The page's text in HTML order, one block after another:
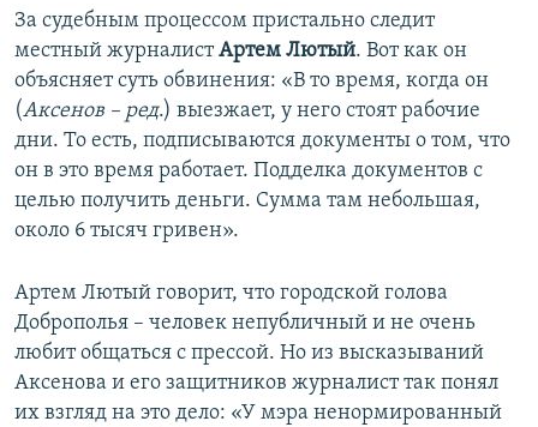
За судебным процессом пристально следит
местный журналистАртем Лютый. Вот как он
объясняет суть обвинения: «В то время, когда он
(Аксенов – ред.) выезжает, у него стоят рабочие
дни. То есть, подписываются документы о том, что
он в это время работает. Подделка документов с
целью получить деньги. Сумма там небольшая,
около 6 тысяч гривен».
Артем Лютый говорит, что городской голова
Доброполья – человек непубличный и не очень
любит общаться с прессой. Но из высказываний
Аксенова и его защитников журналист так понял
их взгляд на это дело: «У мэра ненормированный